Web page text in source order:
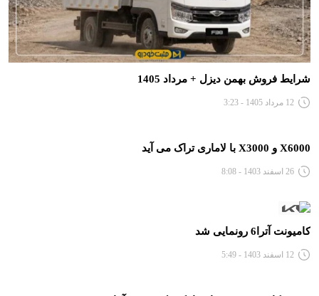
شرایط فروش بهمن دیزل + مرداد 1405
12 مرداد 1405 - 3:23
X6000 و X3000 با لاماری تراک می آید
26 اسفند 1403 - 8:08
کامیونت آترا6 رونمایی شد
12 اسفند 1403 - 5:49